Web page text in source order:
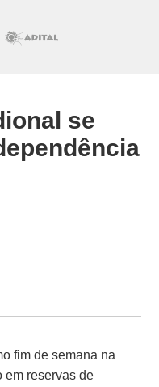
se
fim de semana na
em reservas de